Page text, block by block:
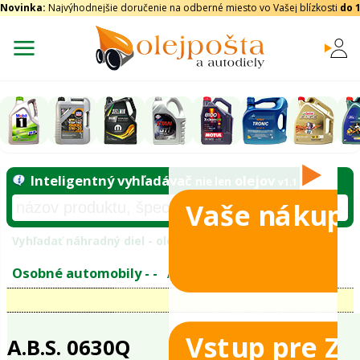
Novinka: Najvýhodnejšie doručenie na odberné miesto vo Vašej blízkosti do
Inteligentný vyhľadávač
Vyhľadať náhradný diel - olejový filter -
Vaše nákupy
Vstup pre